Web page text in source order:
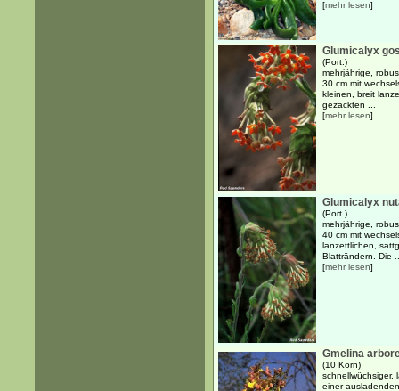
[mehr lesen]
Glumicalyx
(Port.)
mehrjährige,
30 cm mit
kleinen, breit
gezackten ...
[mehr lesen]
Glumicalyx
(Port.)
mehrjährige,
40 cm mit
lanzettlichen,
Blatträndern. Die
[mehr lesen]
Gmelina
(10 Korn)
schnellwüchsiger,
einer